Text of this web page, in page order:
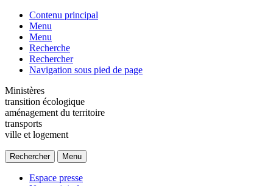
Contenu principal
Menu
Menu
Recherche
Rechercher
Navigation sous pied de page
Ministères
transition écologique
aménagement du territoire
transports
ville et logement
Rechercher Menu
Espace presse